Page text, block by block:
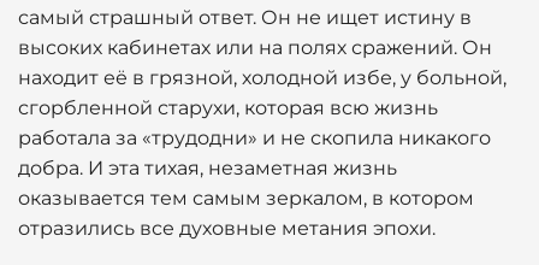
самый страшный ответ. Он не ищет истину в
высоких кабинетах или на полях сражений. Он
находит её в грязной, холодной избе, у больной,
сгорбленной старухи, которая всю жизнь
работала за «трудодни» и не скопила никакого
добра. И эта тихая, незаметная жизнь
оказывается тем самым зеркалом, в котором
отразились все духовные метания эпохи.